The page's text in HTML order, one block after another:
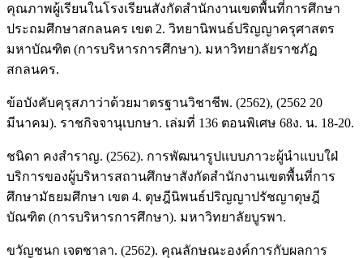
คุณภาพผู้เรียนในโรงเรียนสังกัดสำนักงานเขตพื้นที่การศึกษา
ประถมศึกษาสกลนคร เขต 2. วิทยานิพนธ์ปริญญาครุศาสตร
มหาบัณฑิต (การบริหารการศึกษา). มหาวิทยาลัยราชภัฏ
สกลนคร.
ข้อบังคับคุรุสภาว่าด้วยมาตรฐานวิชาชีพ. (2562), (2562 20
มีนาคม). ราชกิจจานุเบกษา. เล่มที่ 136 ตอนพิเศษ 68ง. น. 18-20.
ชนิดา คงสำราญ. (2562). การพัฒนารูปแบบภาวะผู้นำแบบใฝ่
บริการของผู้บริหารสถานศึกษาสังกัดสำนักงานเขตพื้นที่การ
ศึกษามัธยมศึกษา เขต 4. ดุษฎีนิพนธ์ปริญญาปรัชญาดุษฎี
บัณฑิต (การบริหารการศึกษา). มหาวิทยาลัยบูรพา.
ขวัญชนก เจตชาลา. (2562). คุณลักษณะองค์การกับผลการ